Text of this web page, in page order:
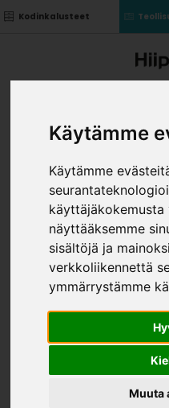
Käytämme
Käytämme
käyttäjäkokemusta
näyttääksemme
sisältöjä ja
verkkoliikennettä
ymmärrystämme
Muuta
Kodinkalusteet